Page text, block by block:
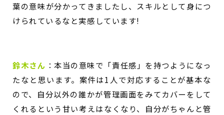
葉の意味が分かってきましたし、 スキルとして身につ
けられているなと実感しています!
鈴木さん ：本当の意味で「責任感」を持つようになっ
たなと思います。案件は1人で対応することが基本な
ので、自分以外の誰かが管理画面をみてカバーをして
くれるという甘い考えはなくなり、自分がちゃんと管